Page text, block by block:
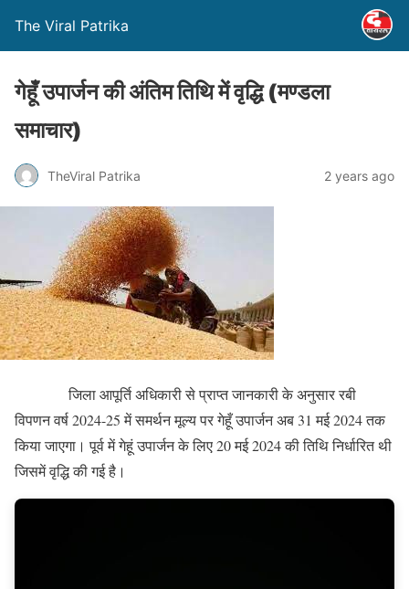
The Viral Patrika
गेहूँ उपार्जन की अंतिम तिथि में वृद्धि (मण्‍डला
समाचार)
TheViral Patrika 2 years ago
जिला आपूर्ति अधिकारी से प्राप्त जानकारी के अनुसार रबी
विपणन वर्ष 2024-25 में समर्थन मूल्य पर गेहूँ उपार्जन अब 31 मई 2024 तक
किया जाएगा। पूर्व में गेहूं उपार्जन के लिए 20 मई 2024 की तिथि निर्धारित थी
जिसमें वृद्धि की गई है।